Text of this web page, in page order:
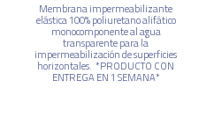
Membrana impermeabilizante
elástica 100% poliuretano alifático
monocomponente al agua
transparente para la
impermeabilización de superficies
horizontales. *PRODUCTO CON
ENTREGA EN 1 SEMANA*